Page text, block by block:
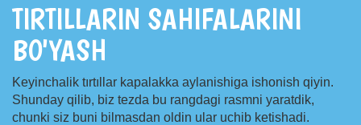
TIRTILLARIN SAHIFALARINI
BO'YASH
Keyinchalik tırtıllar kapalakka aylanishiga ishonish qiyin.
Shunday qilib, biz tezda bu rangdagi rasmni yaratdik,
chunki siz buni bilmasdan oldin ular uchib ketishadi.